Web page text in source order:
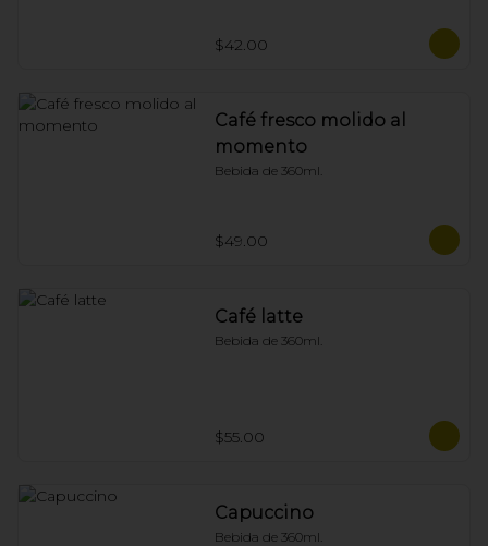
$42.00
Café fresco molido al
momento
Bebida de 360ml.
$49.00
Café latte
Bebida de 360ml.
$55.00
Capuccino
Bebida de 360ml.